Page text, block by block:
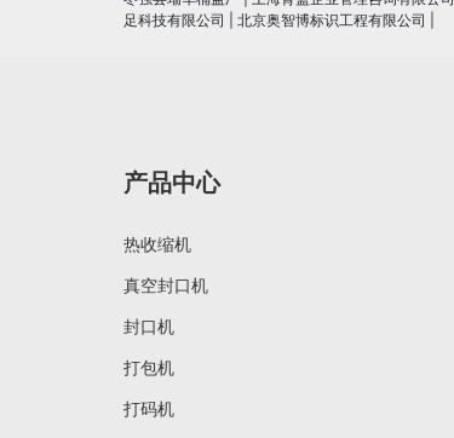
足科技有限公司
北京奥智博标识工程有限公司
产品中心
热收缩机
真空封口机
封口机
打包机
打码机